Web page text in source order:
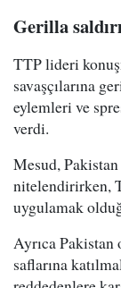
Gerilla
TTP lideri
savaşçılarına
eylemleri ve
verdi.
Mesud,
nitelendirirken,
uygulamak
Ayrıca
saflarına